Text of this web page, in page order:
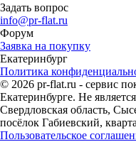
Задать вопрос
info@pr-flat.ru
Форум
Заявка на покупку
Екатеринбург
Политика
© 2026 pr-flat.ru - сервис
Екатеринбурге. Не
Свердловская область,
посёлок Габиевский,
Пользовательское